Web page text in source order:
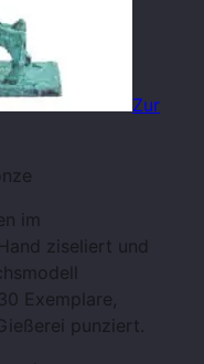
Zur
im
ziseliert und
Exemplare,
punziert.